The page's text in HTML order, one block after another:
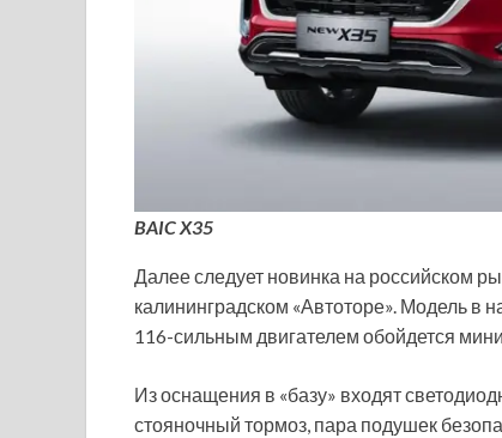
BAIC X35
Далее следует новинка на российском
калининградском «Автоторе». Модель в
116-сильным двигателем обойдется
Из оснащения в «базу» входят
стояночный тормоз, пара подушек